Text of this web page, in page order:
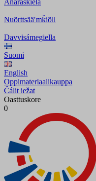
Nuõrttsääʹmǩiõll
Davvisámegiella
Suomi
English
Oppimateriaalikauppa
Čálit iežat
Oasttuskore
0